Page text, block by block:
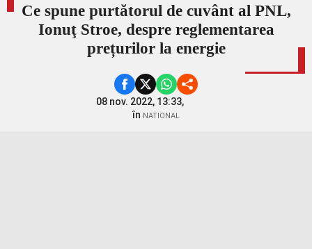
Ce spune purtătorul de cuvânt al PNL,
Ionuţ Stroe, despre reglementarea
prețurilor la energie
08 nov. 2022, 13:33,
în NATIONAL